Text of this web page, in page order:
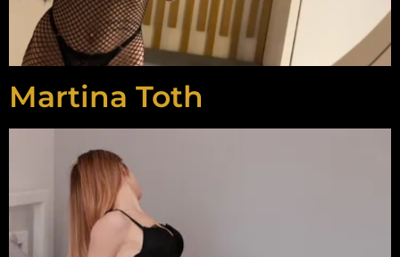
Martina Toth